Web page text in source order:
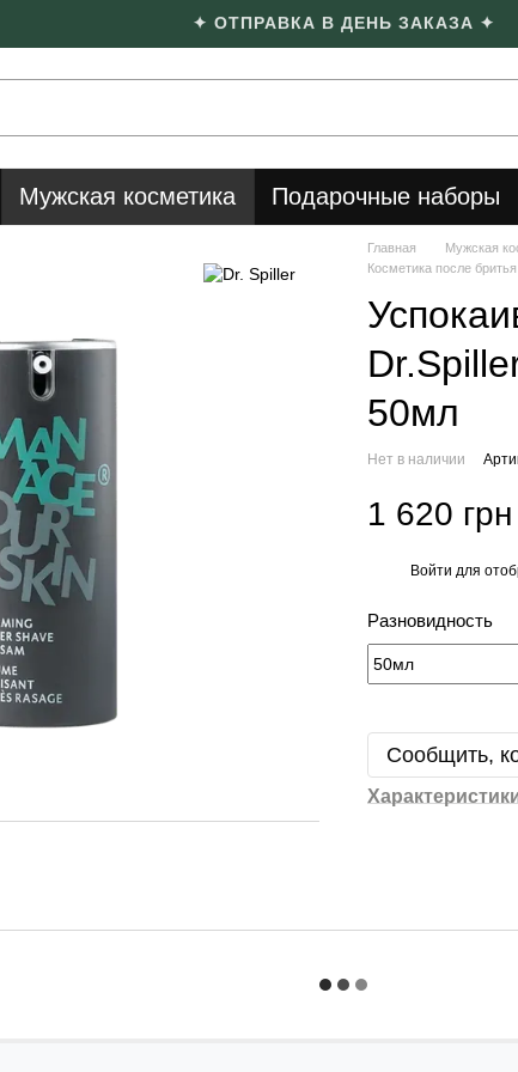
✦ ОТПРАВКА В ДЕНЬ ЗАКАЗА ✦
Мужская косметика Подарочные наборы
Главная Мужская
Косметика после
50мл
Нет в наличии
1 620 грн
Войти для
Разновидность
Сообщить,